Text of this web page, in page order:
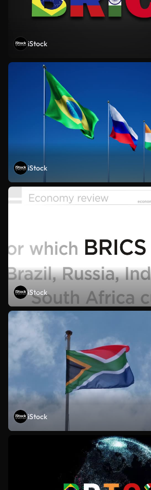
iStock
iStock
iStock
iStock